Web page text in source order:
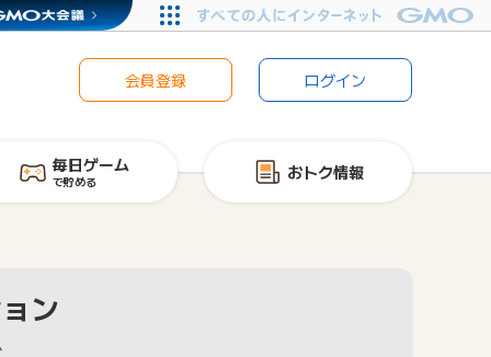
会員登録 ログイン
毎日ゲーム
で貯める おトク情報
ン